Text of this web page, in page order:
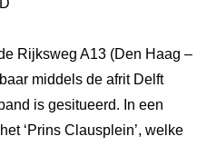
Rijksweg A13 (Den Haag –
middels de afrit Delft
is gesitueerd. In een
‘Prins Clausplein’, welke